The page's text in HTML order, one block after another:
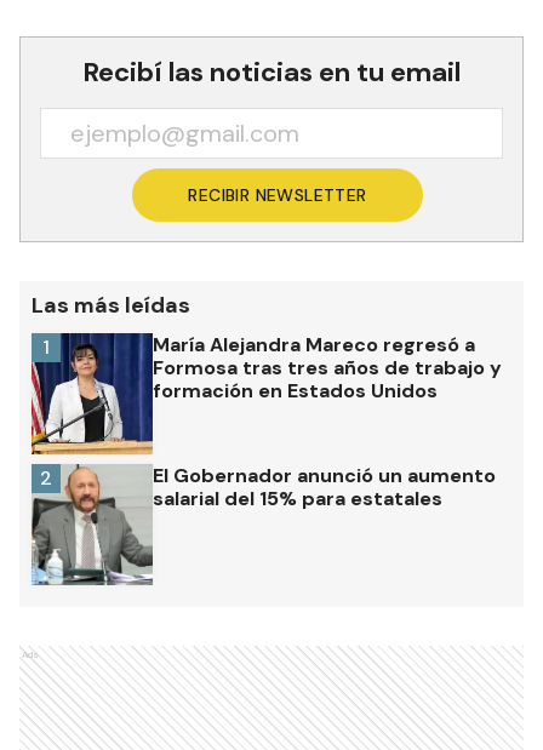
Recibí las noticias en tu email
RECIBIR NEWSLETTER
Las más leídas
María Alejandra Mareco regresó a
Formosa tras tres años de trabajo y
formación en Estados Unidos
1
El Gobernador anunció un aumento
salarial del 15% para estatales
2
Ads